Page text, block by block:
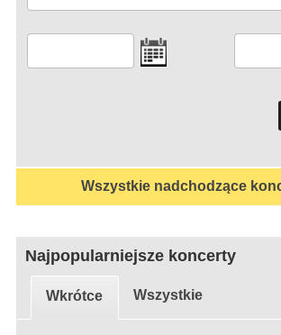
Wszystkie nadchodzące
Najpopularniejsze koncerty
Wkrótce Wszystkie